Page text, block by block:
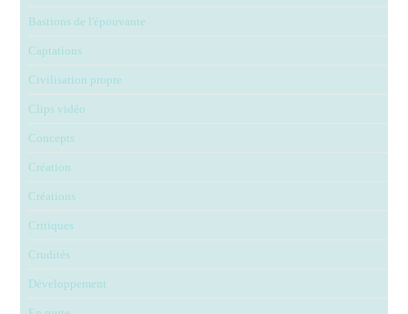
Bastions de l'épouvante
Captations
Civilisation propre
Clips vidéo
Concepts
Création
Créations
Critiques
Crudités
Développement